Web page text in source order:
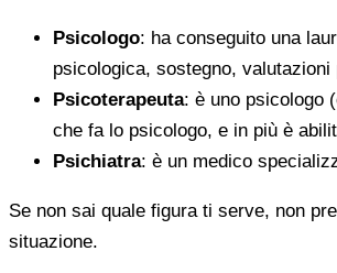
Psicologo: ha conseguito una
psicologica, sostegno,
Psicoterapeuta: è uno psicologo
che fa lo psicologo, e in più è
Psichiatra: è un medico
Se non sai quale figura ti serve, non
situazione.